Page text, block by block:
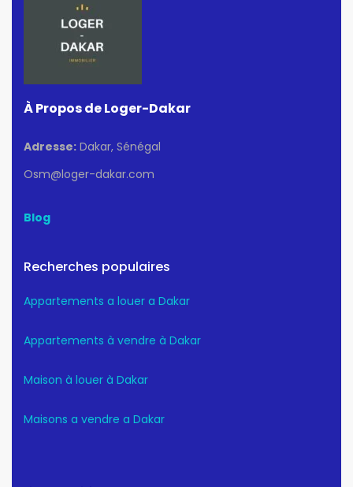
À Propos de Loger-Dakar
Adresse: Dakar, Sénégal
Osm@loger-dakar.com
Blog
Recherches populaires
Appartements a louer a Dakar
Appartements à vendre à Dakar
Maison à louer à Dakar
Maisons a vendre a Dakar